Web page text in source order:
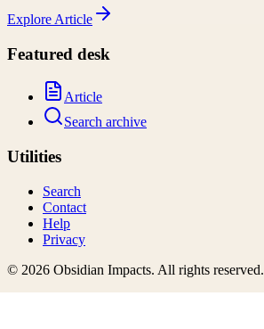
Explore Article
Featured desk
Article
Search archive
Utilities
Search
Contact
Help
Privacy
© 2026 Obsidian Impacts. All rights reserved.